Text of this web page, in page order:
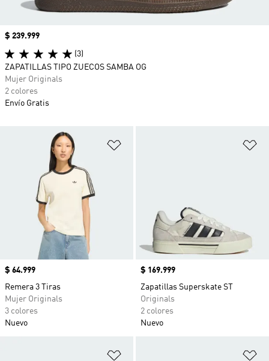
Precio
$ 64.999
Remera 3 Tiras
Mujer Originals
3 colores
Nuevo
Precio
$ 169.999
Zapatillas Superskate ST
Originals
2 colores
Nuevo
Precio
$ 239.999
(3)
ZAPATILLAS TIPO ZUECOS SAMBA OG
Mujer Originals
2 colores
Envío Gratis